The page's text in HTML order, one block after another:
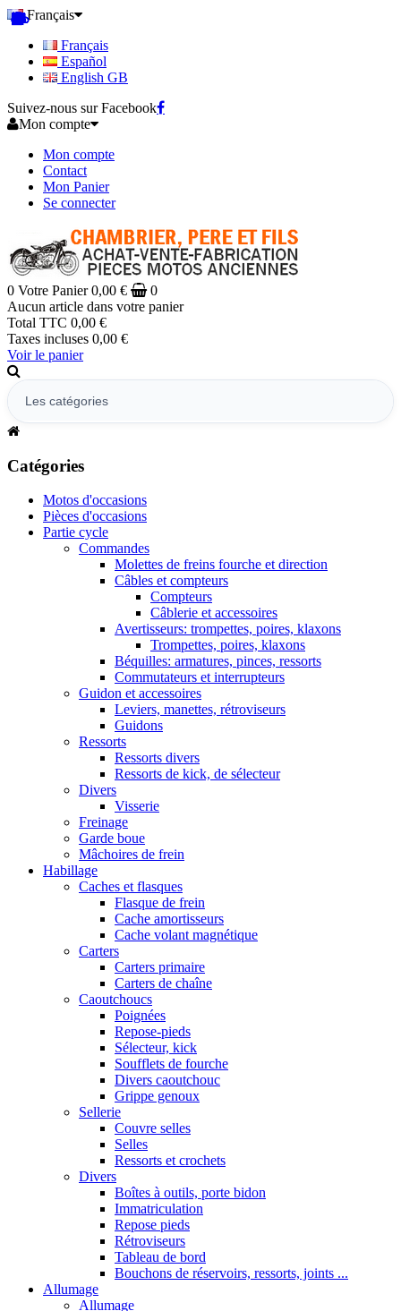
Français
Français
Español
English GB
Suivez-nous sur Facebook
Mon compte
Mon compte
Contact
Mon Panier
Se connecter
0 Votre Panier 0,00 €
0
Aucun article dans votre panier
Total TTC 0,00 €
Taxes incluses 0,00 €
Voir le panier
Catégories
Motos d'occasions
Pièces d'occasions
Partie cycle
Commandes
Molettes de freins fourche et direction
Câbles et compteurs
Compteurs
Câblerie et accessoires
Avertisseurs: trompettes, poires, klaxons
Trompettes, poires, klaxons
Béquilles: armatures, pinces, ressorts
Commutateurs et interrupteurs
Guidon et accessoires
Leviers, manettes, rétroviseurs
Guidons
Ressorts
Ressorts divers
Ressorts de kick, de sélecteur
Divers
Visserie
Freinage
Garde boue
Mâchoires de frein
Habillage
Caches et flasques
Flasque de frein
Cache amortisseurs
Cache volant magnétique
Carters
Carters primaire
Carters de chaîne
Caoutchoucs
Poignées
Repose-pieds
Sélecteur, kick
Soufflets de fourche
Divers caoutchouc
Grippe genoux
Sellerie
Couvre selles
Selles
Ressorts et crochets
Divers
Boîtes à outils, porte bidon
Immatriculation
Repose pieds
Rétroviseurs
Tableau de bord
Bouchons de réservoirs, ressorts, joints ...
Allumage
Allumage